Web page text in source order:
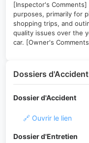
[Inspector's
purposes, primarily for
shopping trips, and
quality issues over the
car. [Owner's
Dossiers
Dossier d'Accident
🔗 Ouvrir le lien
Dossier d'Entretien